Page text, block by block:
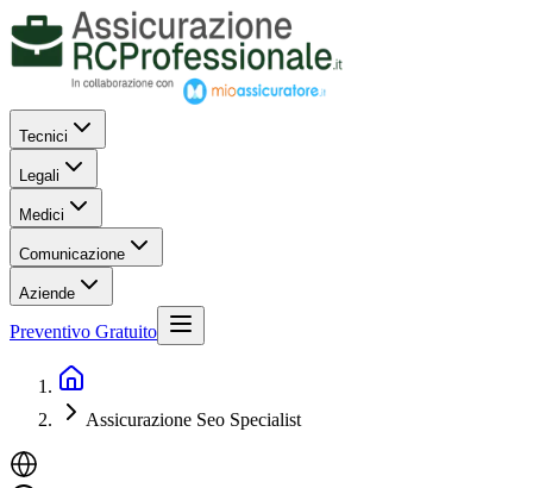
Tecnici
Legali
Medici
Comunicazione
Aziende
Preventivo Gratuito
Assicurazione Seo Specialist